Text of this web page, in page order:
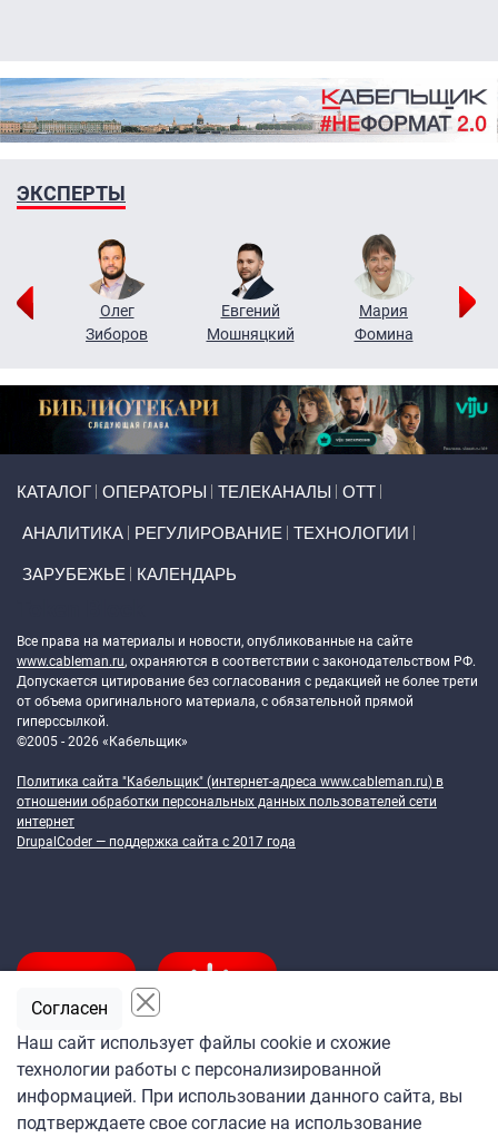
ЭКСПЕРТЫ
Олег
Зиборов
Евгений
Мошняцкий
Мария
Фомина
КАТАЛОГ ОПЕРАТОРЫ ТЕЛЕКАНАЛЫ ОТТ
АНАЛИТИКА РЕГУЛИРОВАНИЕ ТЕХНОЛОГИИ
ЗАРУБЕЖЬЕ КАЛЕНДАРЬ
Все права на материалы и новости, опубликованные на сайте
www.cableman.ru, охраняются в соответствии с законодательством РФ.
Допускается цитирование без согласования с редакцией не более трети
от объема оригинального материала, с обязательной прямой
гиперссылкой.
©2005 - 2026 «Кабельщик»
Политика сайта "Кабельщик" (интернет-адреса www.cableman.ru) в
отношении обработки персональных данных пользователей сети
интернет
DrupalCoder — поддержка сайта c 2017 года
Подпишитесь
на ежедневную рассылку
Наш сайт использует файлы cookie и схожие
технологии работы с персонализированной
информацией. При использовании данного сайта, вы
подтверждаете свое согласие на использование
Согласен